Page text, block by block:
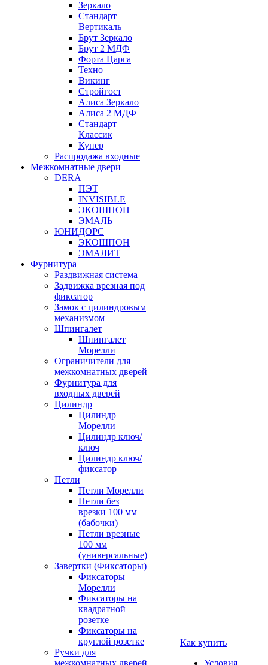
Зеркало
Стандарт
Вертикаль
Брут Зеркало
Брут 2 МДФ
Форта Царга
Техно
Викинг
Стройгост
Алиса Зеркало
Алиса 2 МДФ
Стандарт
Классик
Купер
Распродажа входные
Межкомнатные двери
DERA
ПЭТ
INVISIBLE
ЭКОШПОН
ЭМАЛЬ
ЮНИДОРС
ЭКОШПОН
ЭМАЛИТ
Фурнитура
Раздвижная система
Задвижка врезная под
фиксатор
Замок с цилиндровым
механизмом
Шпингалет
Шпингалет
Морелли
Ограничители для
межкомнатных дверей
Фурнитура для
входных дверей
Цилиндр
Цилиндр
Морелли
Цилиндр ключ/
ключ
Цилиндр ключ/
фиксатор
Петли
Петли Морелли
Петли без
врезки 100 мм
(бабочки)
Петли врезные
100 мм
(универсальные)
Завертки (Фиксаторы)
Фиксаторы
Морелли
Фиксаторы на
квадратной
розетке
Фиксаторы на
круглой розетке
Ручки для
межкомнатных дверей
Как купить
Условия